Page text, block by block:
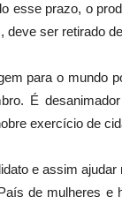
esse prazo, o
ser retirado
para o mundo
É
exercício de
e assim
de mulheres e